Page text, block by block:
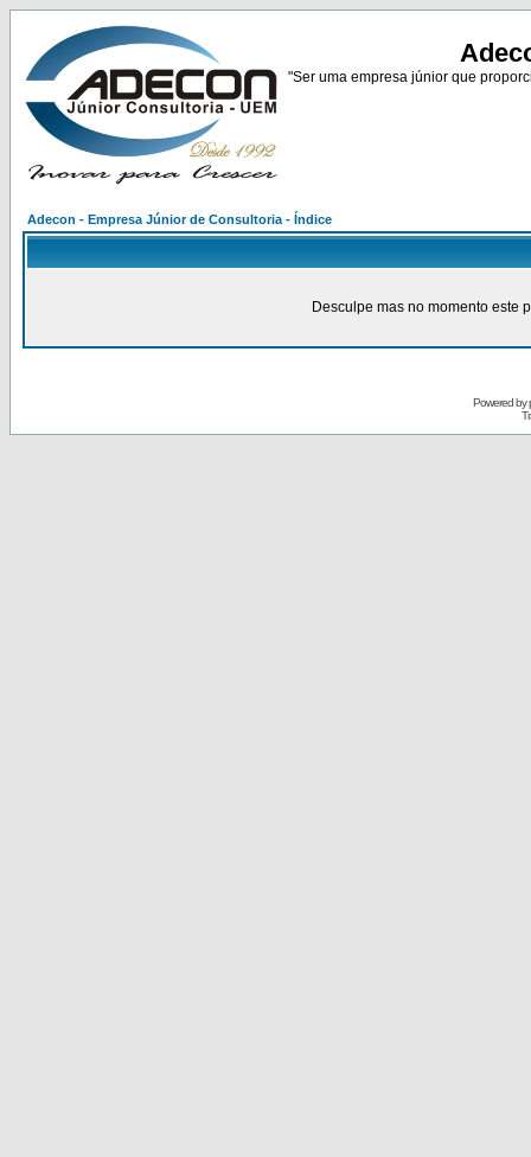
"Ser uma empresa júnior que
Adecon - Empresa Júnior de Consultoria - Índice
Desculpe mas no momento este
Powered by